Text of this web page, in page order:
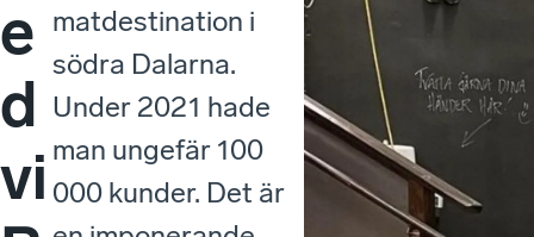
e
d
vi
matdestination i
södra Dalarna.
Under 2021 hade
man ungefär 100
000 kunder. Det är